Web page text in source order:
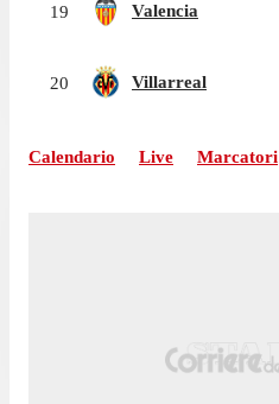
19 Valencia
20 Villarreal
Calendario Live Marcatori